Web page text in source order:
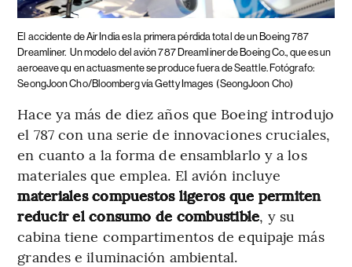
El accidente de Air India es la primera pérdida total de un Boeing 787
Dreamliner. Un modelo del avión 787 Dreamliner de Boeing Co., que es un
aeroeave qu en actuasmente se produce fuera de Seattle. Fotógrafo:
SeongJoon Cho/Bloomberg vía Getty Images (SeongJoon Cho)
Hace ya más de diez años que Boeing introdujo
el 787 con una serie de innovaciones cruciales,
en cuanto a la forma de ensamblarlo y a los
materiales que emplea. El avión incluye
materiales compuestos ligeros que permiten
reducir el consumo de combustible, y su
cabina tiene compartimentos de equipaje más
grandes e iluminación ambiental.